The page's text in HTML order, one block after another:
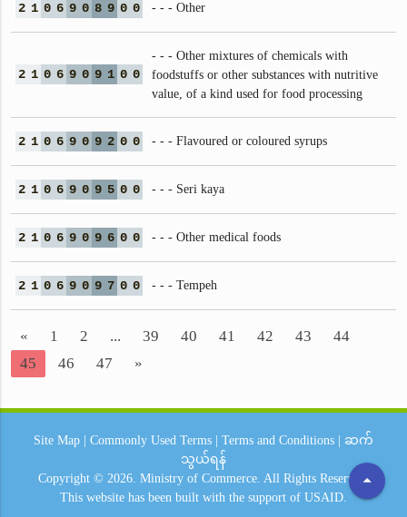
2 1 0 6 9 0 8 9 0 0 - - - Other
2 1 0 6 9 0 9 1 0 0
- - - Other mixtures of chemicals with
foodstuffs or other substances with nutritive
value, of a kind used for food processing
2 1 0 6 9 0 9 2 0 0 - - - Flavoured or coloured syrups
2 1 0 6 9 0 9 5 0 0 - - - Seri kaya
2 1 0 6 9 0 9 6 0 0 - - - Other medical foods
2 1 0 6 9 0 9 7 0 0 - - - Tempeh
« 1 2 ... 39 40 41 42 43
44
45
46 47 »
arrow_drop_up
Site Map Commonly Used Terms Terms and Conditions
ဆက်
သွယ်ရန်
Copyright © 2026. Ministry of Commerce. All Rights Reserved.
This website has been built with the support of USAID.